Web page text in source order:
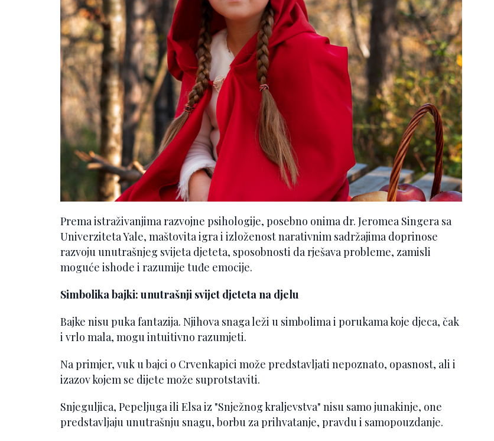
Prema istraživanjima razvojne psihologije, posebno onima dr. Jeromea Singera sa
Univerziteta Yale, maštovita igra i izloženost narativnim sadržajima doprinose
razvoju unutrašnjeg svijeta djeteta, sposobnosti da rješava probleme, zamisli
moguće ishode i razumije tuđe emocije.
Simbolika bajki: unutrašnji svijet djeteta na djelu
Bajke nisu puka fantazija. Njihova snaga leži u simbolima i porukama koje djeca, čak
i vrlo mala, mogu intuitivno razumjeti.
Na primjer, vuk u bajci o Crvenkapici može predstavljati nepoznato, opasnost, ali i
izazov kojem se dijete može suprotstaviti.
Snjeguljica, Pepeljuga ili Elsa iz "Snježnog kraljevstva" nisu samo junakinje, one
predstavljaju unutrašnju snagu, borbu za prihvatanje, pravdu i samopouzdanje.